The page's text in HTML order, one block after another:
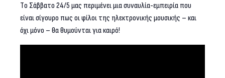
Τo Σάββατο 24/5 μας περιμένει μια συναυλία-εμπειρία που
είναι σίγουρο πως οι φίλοι της ηλεκτρονικής μουσικής – και
όχι μόνο – θα θυμούνται για καιρό!